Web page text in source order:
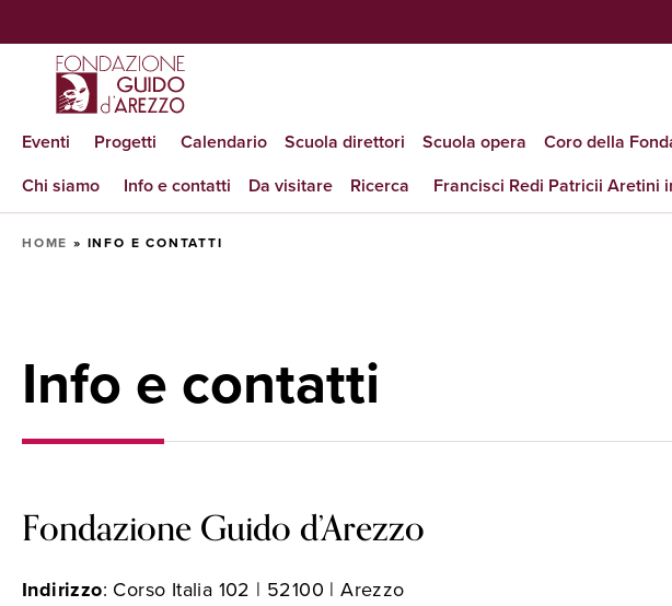
Eventi Progetti Calendario Scuola direttori Scuola opera Coro della
Chi siamo
Info e contatti Da visitare Ricerca Francisci Redi Patricii Aretini
HOME » INFO E CONTATTI
Info e contatti
Fondazione Guido d’Arezzo
Indirizzo: Corso Italia 102 | 52100 | Arezzo